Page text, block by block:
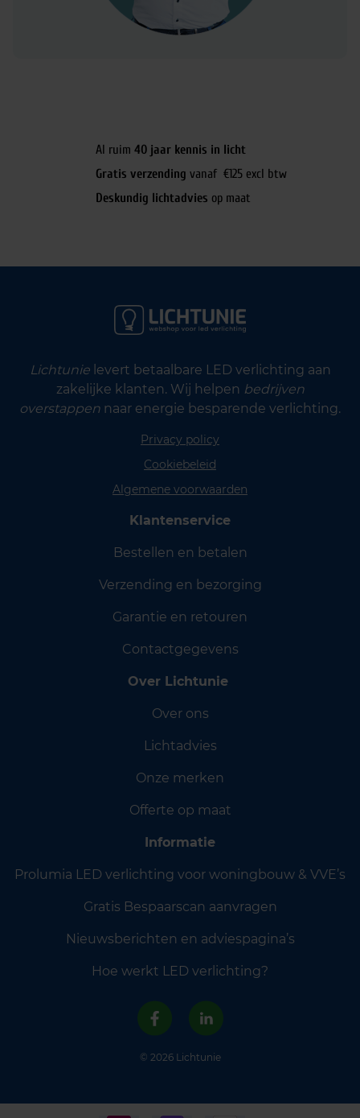
Al ruim 40 jaar kennis in licht
Gratis verzending vanaf €125 excl btw
Deskundig lichtadvies op maat
Lichtunielevert betaalbare LED verlichting aan
zakelijke klanten. Wij helpen bedrijven
overstappen naar energie besparende verlichting.
Privacy policy
Cookiebeleid
Algemene voorwaarden
Klantenservice
Bestellen en betalen
Verzending en bezorging
Garantie en retouren
Contactgegevens
Over Lichtunie
Over ons
Lichtadvies
Onze merken
Offerte op maat
Informatie
Prolumia LED verlichting voor woningbouw & VVE’s
Gratis Bespaarscan aanvragen
Nieuwsberichten en adviespagina’s
Hoe werkt LED verlichting?
© 2026 Lichtunie